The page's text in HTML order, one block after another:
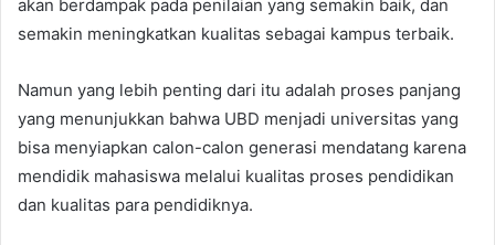
akan berdampak pada penilaian yang semakin baik, dan
semakin meningkatkan kualitas sebagai kampus terbaik.
Namun yang lebih penting dari itu adalah proses panjang
yang menunjukkan bahwa UBD menjadi universitas yang
bisa menyiapkan calon-calon generasi mendatang karena
mendidik mahasiswa melalui kualitas proses pendidikan
dan kualitas para pendidiknya.